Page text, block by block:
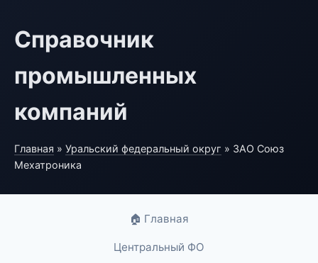
Справочник
промышленных
компаний
Главная » Уральский федеральный округ » ЗАО Союз
Мехатроника
🏠 Главная
Центральный ФО